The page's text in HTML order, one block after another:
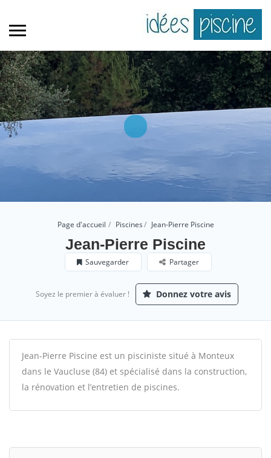
Page d'accueil Piscines Jean-Pierre Piscine
Jean-Pierre Piscine
Sauvegarder Partager
Soyez le premier à évaluer ! Donnez votre avis
Jean-Pierre Piscine est un pisciniste situé à Monteux
dans le Vaucluse (84) et spécialisé dans la construction,
la rénovation et l’entretien de piscines.